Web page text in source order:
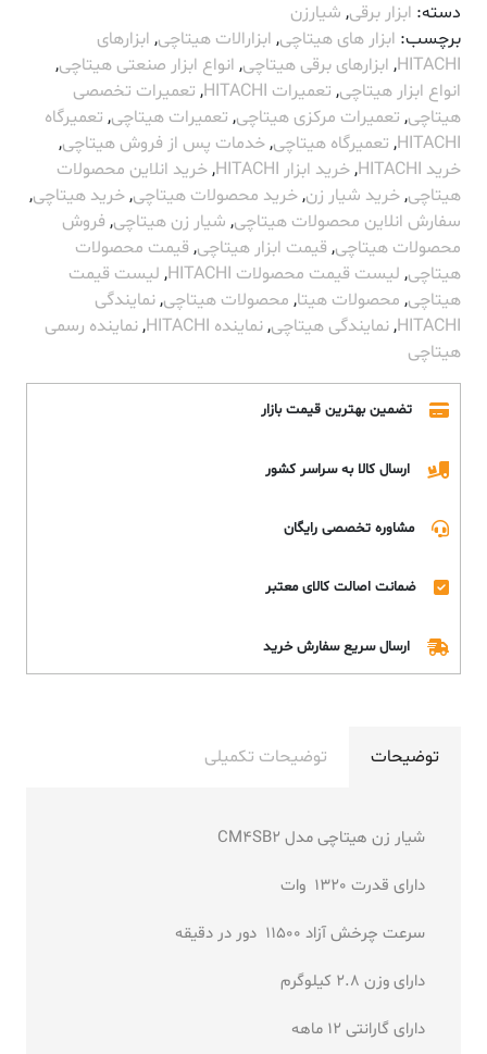
دسته: ابزار برقی, شیارزن
برچسب: ابزار های هیتاچی, ابزارالات هیتاچی, ابزارهای
HITACHI
, ابزارهای برقی هیتاچی, انواع ابزار صنعتی هیتاچی,
انواع ابزار هیتاچی, تعمیرات HITACHI , تعمیرات تخصصی
هیتاچی, تعمیرات مرکزی هیتاچی, تعمیرات هیتاچی, تعمیرگاه
HITACHI
, تعمیرگاه هیتاچی,خدمات پس از فروش هیتاچی,
خرید HITACHI
,خرید ابزار HITACHI ,خرید انلاین محصولات
هیتاچی,خرید شیار زن,خرید محصولات هیتاچی,خرید هیتاچی,
سفارش انلاین محصولات هیتاچی, شیار زن هیتاچی, فروش
محصولات هیتاچی, قیمت ابزار هیتاچی, قیمت محصولات
هیتاچی, لیست قیمت محصولات HITACHI , لیست قیمت
هیتاچی, محصولات هیتا, محصولات هیتاچی,نمایندگی
HITACHI
,نمایندگی هیتاچی,نماینده HITACHI ,نماینده رسمی
هیتاچی
تضمین بهترین قیمت بازار
ارسال کالا به سراسر کشور
مشاوره تخصصی رایگان
ضمانت اصالت کالای معتبر
ارسال سریع سفارش خرید
توضیحات توضیحات تکمیلی
شیار زن هیتاچی مدل CM4SB2
دارای قدرت 1320 وات
سرعت چرخش آزاد 11500 دور در دقیقه
دارای وزن 2.8 کیلوگرم
دارای گارانتی 12 ماهه